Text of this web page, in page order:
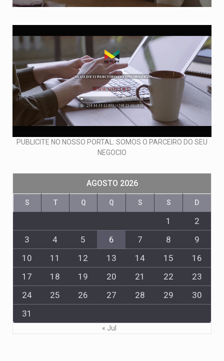
PUBLICITE NO NOSSO PORTAL: SOMOS O PARCEIRO DO SEU
NEGOCIO
AGOSTO 2026
S T Q Q S S D
1
2
3
4 5 6 7 8
9
10
11 12 13 14 15
16
17
18 19 20 21 22
23
24
25 26 27 28 29
30
31
« Jul